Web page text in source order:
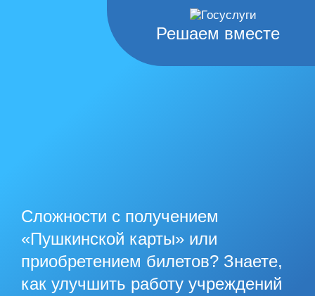
Решаем вместе
Сложности с получением
«Пушкинской карты» или
приобретением билетов? Знаете,
как улучшить работу учреждений